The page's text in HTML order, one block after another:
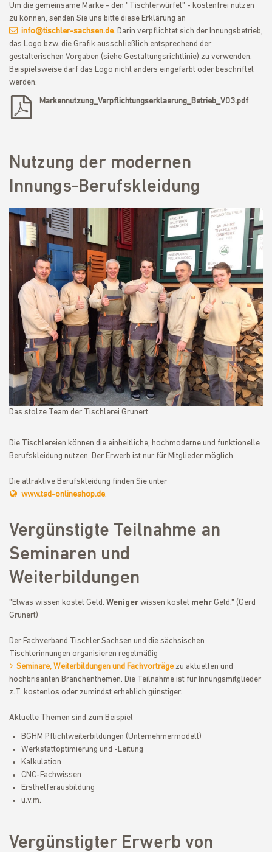
Um die gemeinsame Marke - den "Tischlerwürfel" - kostenfrei nutzen
zu können, senden Sie uns bitte diese Erklärung an
info@tischler-sachsen.de. Darin verpflichtet sich der Innungsbetrieb,
das Logo bzw. die Grafik ausschließlich entsprechend der
gestalterischen Vorgaben (siehe Gestaltungsrichtlinie) zu verwenden.
Beispielsweise darf das Logo nicht anders eingefärbt oder beschriftet
werden.
Markennutzung_Verpflichtungserklaerung_Betrieb_V03.pdf
Nutzung der modernen
Innungs-Berufskleidung
Das stolze Team der Tischlerei Grunert
Die Tischlereien können die einheitliche, hochmoderne und funktionelle
Berufskleidung nutzen. Der Erwerb ist nur für Mitglieder möglich.
Die attraktive Berufskleidung finden Sie unter
www.tsd-onlineshop.de.
Vergünstigte Teilnahme an
Seminaren und
Weiterbildungen
"Etwas wissen kostet Geld. Weniger wissen kostet mehr Geld." (Gerd
Grunert)
Der Fachverband Tischler Sachsen und die sächsischen
Tischlerinnungen organisieren regelmäßig
Seminare, Weiterbildungen und Fachvorträge zu aktuellen und
hochbrisanten Branchenthemen. Die Teilnahme ist für Innungsmitglieder
z.T. kostenlos oder zumindst erheblich günstiger.
Aktuelle Themen sind zum Beispiel
BGHM Pflichtweiterbildungen (Unternehmermodell)
Werkstattoptimierung und -Leitung
Kalkulation
CNC-Fachwissen
Ersthelferausbildung
u.v.m.
Vergünstigter Erwerb von